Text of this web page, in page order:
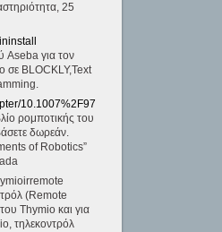
25
Aseba για τον
σε BLOCKLY,Text
10.1007%2F97
ρομποτικής του
δωρεάν.
of Robotics”
(Remote
Thymio και για
τηλεκοντρόλ